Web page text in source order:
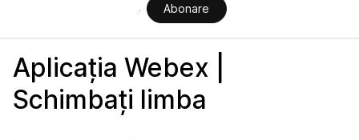
Abonare
Aplicația Webex |
Schimbați limba